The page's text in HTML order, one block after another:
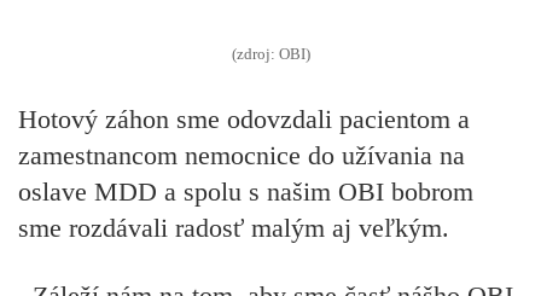
(zdroj: OBI)
Hotový záhon sme odovzdali pacientom a
zamestnancom nemocnice do užívania na
oslave MDD a spolu s našim OBI bobrom
sme rozdávali radosť malým aj veľkým.